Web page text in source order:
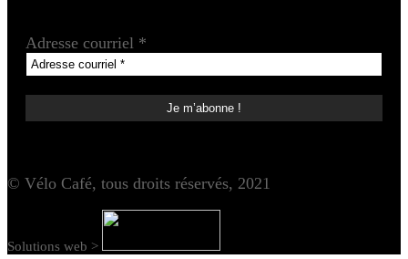
Adresse courriel *
© Vélo Café, tous droits réservés, 2021
Solutions web >